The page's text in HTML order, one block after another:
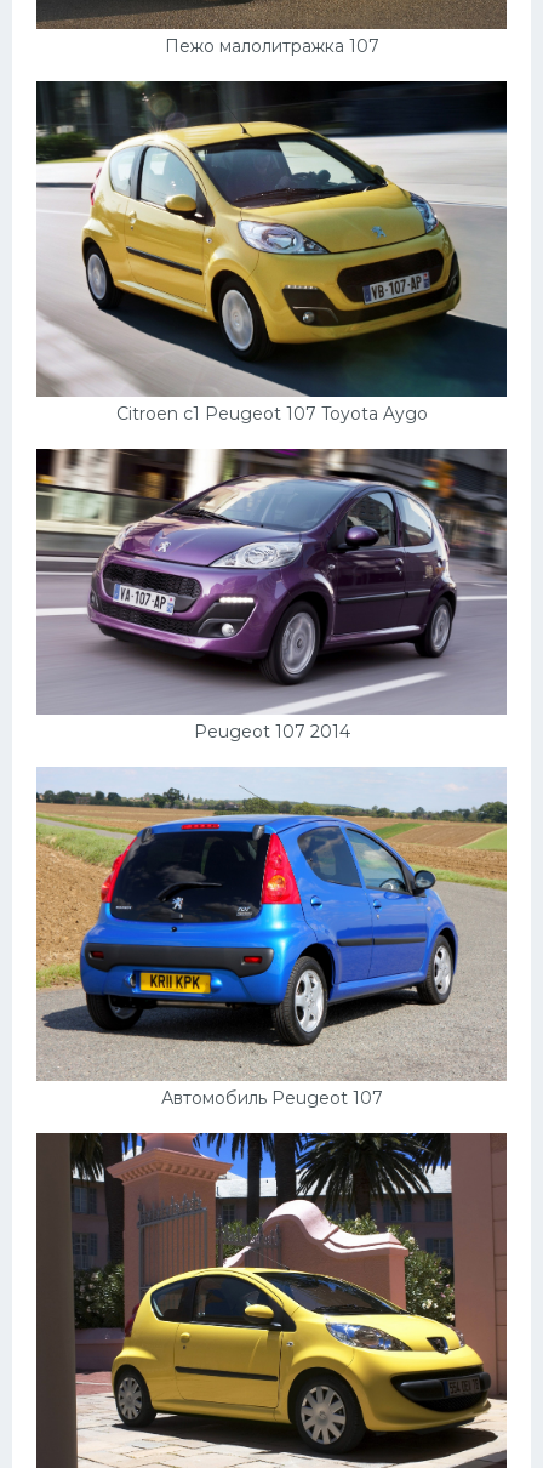
Пежо малолитражка 107
Citroen c1 Peugeot 107 Toyota Aygo
Peugeot 107 2014
Автомобиль Peugeot 107
Киа
Крайслер
Порше
Самолеты
Корабли
Комплектующие
Тойота
Лодки
Вертолеты
Мазда
Самокаты
Велосипеды
Рено
Прогулочные суда
Лимузины
Камаз
Автобусы
Хонда
Грузовики
Шевроле
УАЗ
Кадиллак
Феррари
Мотоциклы
Ямаха
Додж
Эмблемы